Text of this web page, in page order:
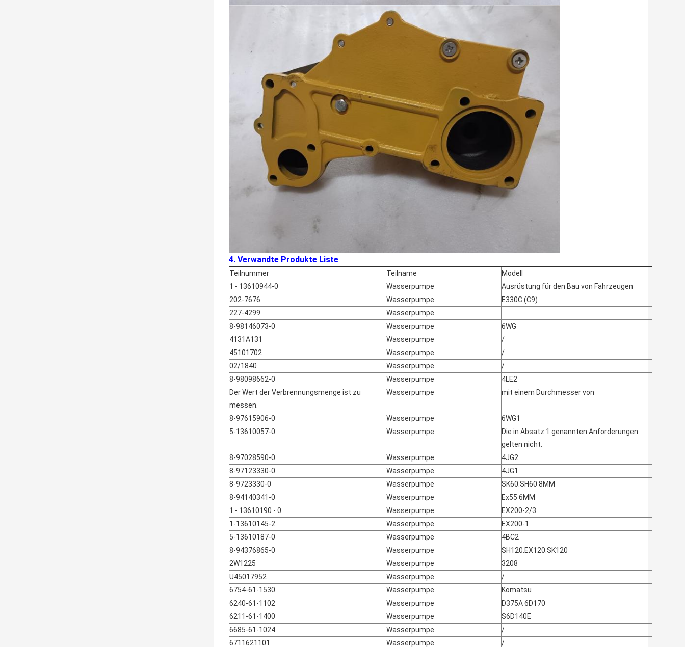
4. Verwandte Produkte Liste
Teilnummer Teilname
Modell
1 - 13610944-0
Wasserpumpe
Ausrüstung für den Bau von Fahrzeugen
202-7676
Wasserpumpe
E330C (C9)
227-4299
Wasserpumpe
8-98146073-0
Wasserpumpe
6WG
4131A131
Wasserpumpe
/
45101702
Wasserpumpe
/
02/1840
Wasserpumpe
/
8-98098662-0
Wasserpumpe
4LE2
Der Wert der Verbrennungsmenge ist zu
messen.
Wasserpumpe mit einem Durchmesser von
8-97615906-0 Wasserpumpe
6WG1
5-13610057-0
Wasserpumpe
Die in Absatz 1 genannten Anforderungen
gelten nicht.
8-97028590-0
Wasserpumpe
4JG2
8-97123330-0
Wasserpumpe
4JG1
8-9723330-0
Wasserpumpe
SK60.SH60 8MM
8-94140341-0
Wasserpumpe
Ex55 6MM
1 - 13610190 - 0
Wasserpumpe
EX200-2/3.
1-13610145-2
Wasserpumpe
EX200-1.
5-13610187-0
Wasserpumpe
4BC2
8-94376865-0
Wasserpumpe
SH120.EX120.SK120
2W1225
Wasserpumpe
3208
U45017952
Wasserpumpe
/
6754-61-1530
Wasserpumpe
Komatsu
6240-61-1102
Wasserpumpe
D375A 6D170
6211-61-1400
Wasserpumpe
S6D140E
6685-61-1024
Wasserpumpe
/
6711621101
Wasserpumpe /